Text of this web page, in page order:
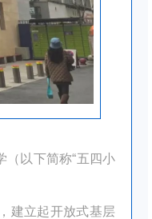
以下简称“五四小
建立起开放式基层